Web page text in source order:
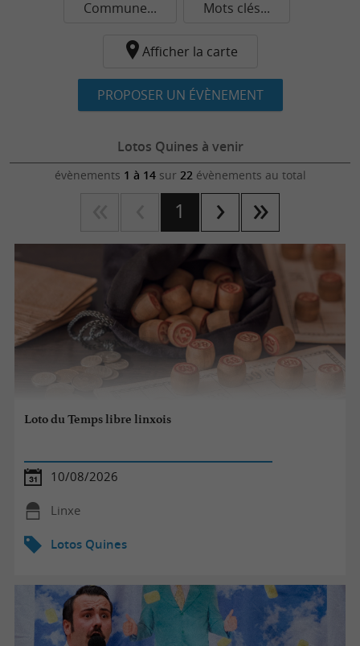
Commune... Mots clés...
Afficher la carte
PROPOSER UN ÉVÈNEMENT
Lotos Quines à venir
évènements 1 à 14sur 22évènements au total
1
Loto du Temps libre linxois
10/08/2026
Linxe
Lotos Quines